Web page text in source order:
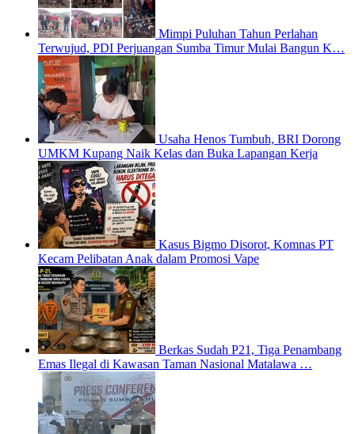
Mimpi Puluhan Tahun Perlahan
Terwujud, PDI Perjuangan Sumba Timur Mulai Bangun K…
Usaha Henos Tumbuh, BRI Dorong
UMKM Kupang Naik Kelas dan Buka Lapangan Kerja
Kasus Bigmo Disorot, Komnas PT
Kecam Pelibatan Anak dalam Promosi Vape
Berkas Sudah P21, Tiga Penambang
Emas Ilegal di Kawasan Taman Nasional Matalawa …